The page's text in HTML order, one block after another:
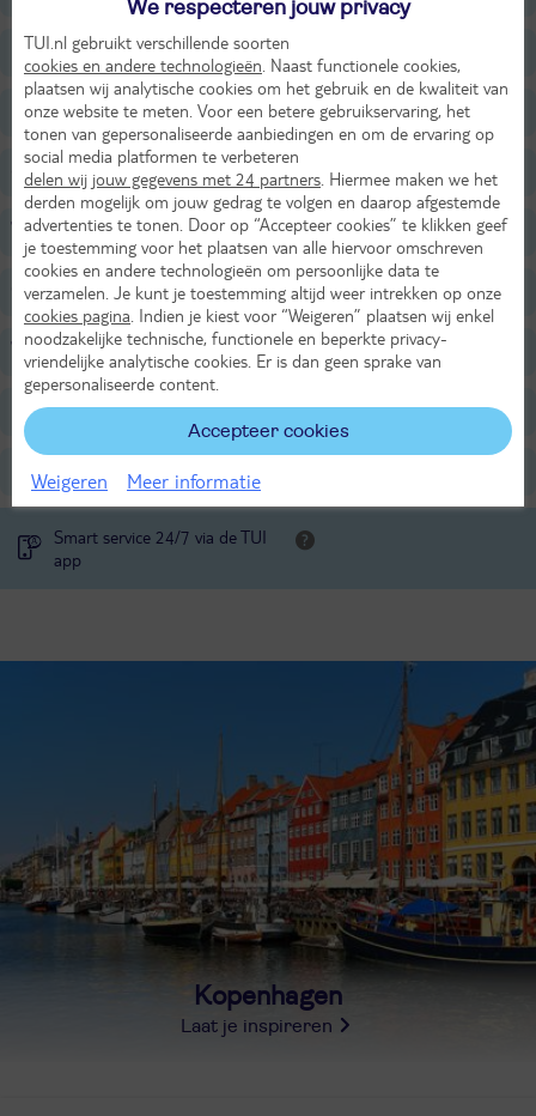
Faciliteiten
Restaurants/Bars
Sport & Activiteiten
Voor de kinderen
Overige informatie
Verzorging
Belangrijke informatie
Smart service 24/7 via de TUI
app
Kopenhagen
Laat je inspireren
We respecteren jouw privacy
TUI.nl gebruikt verschillende soorten
cookies en andere technologieën . Naast functionele cookies,
plaatsen wij analytische cookies om het gebruik en de kwaliteit van
onze website te meten. Voor een betere gebruikservaring, het
tonen van gepersonaliseerde aanbiedingen en om de ervaring op
social media platformen te verbeteren
delen wij jouw gegevens met 24 partners . Hiermee maken we het
derden mogelijk om jouw gedrag te volgen en daarop afgestemde
advertenties te tonen. Door op “Accepteer cookies” te klikken geef
je toestemming voor het plaatsen van alle hiervoor omschreven
cookies en andere technologieën om persoonlijke data te
verzamelen. Je kunt je toestemming altijd weer intrekken op onze
cookies pagina . Indien je kiest voor “Weigeren” plaatsen wij enkel
noodzakelijke technische, functionele en beperkte privacy-
vriendelijke analytische cookies. Er is dan geen sprake van
gepersonaliseerde content.
Accepteer cookies
Weigeren Meer informatie